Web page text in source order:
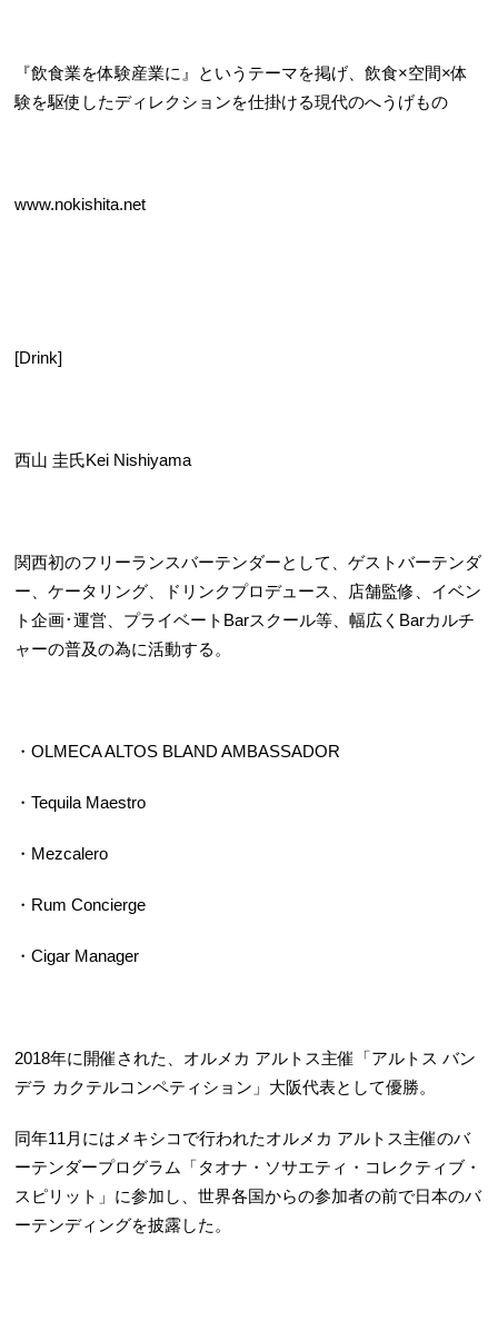
『飲食業を体験産業に』というテーマを掲げ、飲食×空間×体
験を駆使したディレクションを仕掛ける現代のへうげもの
www.nokishita.net
[Drink]
西山 圭氏Kei Nishiyama
関西初のフリーランスバーテンダーとして、ゲストバーテンダ
ー、ケータリング、ドリンクプロデュース、店舗監修、イベン
ト企画･運営、プライベートBarスクール等、幅広くBarカルチ
ャーの普及の為に活動する。
・OLMECA ALTOS BLAND AMBASSADOR
・Tequila Maestro
・Mezcalero
・Rum Concierge
・Cigar Manager
2018年に開催された、オルメカ アルトス主催「アルトス バン
デラ カクテルコンペティション」大阪代表として優勝。
同年11月にはメキシコで行われたオルメカ アルトス主催のバ
ーテンダープログラム「タオナ・ソサエティ・コレクティブ・
スピリット」に参加し、世界各国からの参加者の前で日本のバ
ーテンディングを披露した。